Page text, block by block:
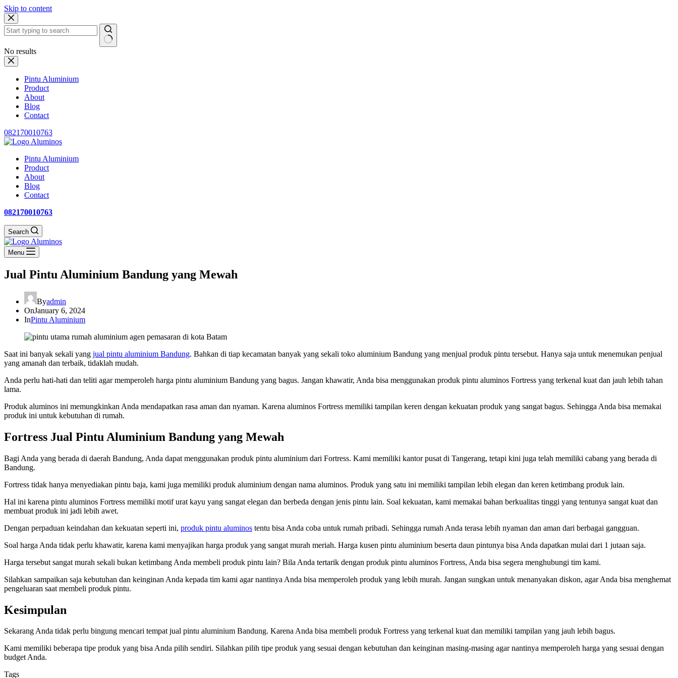
Skip to content
No results
Pintu Aluminium
Product
About
Blog
Contact
082170010763
Pintu Aluminium
Product
About
Blog
Contact
082170010763
Search
Menu
Jual Pintu Aluminium Bandung yang Mewah
Byadmin
OnJanuary 6, 2024
InPintu Aluminium
Saat ini banyak sekali yang jual pintu aluminium Bandung. Bahkan di tiap kecamatan banyak yang sekali toko aluminium Bandung yang menjual produk pintu tersebut. Hanya saja untuk menemukan penjual
yang amanah dan terbaik, tidaklah mudah.
Anda perlu hati-hati dan teliti agar memperoleh harga pintu aluminium Bandung yang bagus. Jangan khawatir, Anda bisa menggunakan produk pintu aluminos Fortress yang terkenal kuat dan jauh lebih tahan
lama.
Produk aluminos ini memungkinkan Anda mendapatkan rasa aman dan nyaman. Karena aluminos Fortress memiliki tampilan keren dengan kekuatan produk yang sangat bagus. Sehingga Anda bisa memakai
produk ini untuk kebutuhan di rumah.
Fortress Jual Pintu Aluminium Bandung yang Mewah
Bagi Anda yang berada di daerah Bandung, Anda dapat menggunakan produk pintu aluminium dari Fortress. Kami memiliki kantor pusat di Tangerang, tetapi kini juga telah memiliki cabang yang berada di
Bandung.
Fortress tidak hanya menyediakan pintu baja, kami juga memiliki produk aluminium dengan nama aluminos. Produk yang satu ini memiliki tampilan lebih elegan dan keren ketimbang produk lain.
Hal ini karena pintu aluminos Fortress memiliki motif urat kayu yang sangat elegan dan berbeda dengan jenis pintu lain. Soal kekuatan, kami memakai bahan berkualitas tinggi yang tentunya sangat kuat dan
membuat produk ini jadi lebih awet.
Dengan perpaduan keindahan dan kekuatan seperti ini, produk pintu aluminos tentu bisa Anda coba untuk rumah pribadi. Sehingga rumah Anda terasa lebih nyaman dan aman dari berbagai gangguan.
Soal harga Anda tidak perlu khawatir, karena kami menyajikan harga produk yang sangat murah meriah. Harga kusen pintu aluminium beserta daun pintunya bisa Anda dapatkan mulai dari 1 jutaan saja.
Harga tersebut sangat murah sekali bukan ketimbang Anda membeli produk pintu lain? Bila Anda tertarik dengan produk pintu aluminos Fortress, Anda bisa segera menghubungi tim kami.
Silahkan sampaikan saja kebutuhan dan keinginan Anda kepada tim kami agar nantinya Anda bisa memperoleh produk yang lebih murah. Jangan sungkan untuk menanyakan diskon, agar Anda bisa menghemat
pengeluaran saat membeli produk pintu.
Kesimpulan
Sekarang Anda tidak perlu bingung mencari tempat jual pintu aluminium Bandung. Karena Anda bisa membeli produk Fortress yang terkenal kuat dan memiliki tampilan yang jauh lebih bagus.
Kami memiliki beberapa tipe produk yang bisa Anda pilih sendiri. Silahkan pilih tipe produk yang sesuai dengan kebutuhan dan keinginan masing-masing agar nantinya memperoleh harga yang sesuai dengan
budget Anda.
Tags